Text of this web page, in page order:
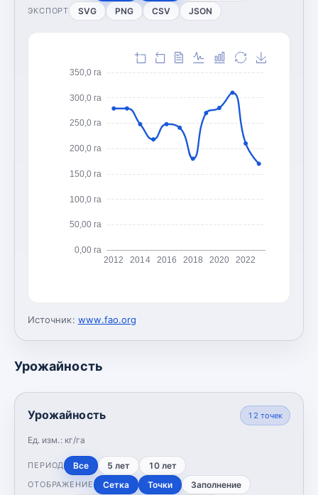
ЭКСПОРТ SVG PNG CSV JSON
0,00 га
50,00 га
100,0 га
150,0 га
200,0 га
250,0 га
300,0 га
350,0 га
2012 2014 2016 2018 2020 2022
Источник: www.fao.org
Урожайность
Урожайность
Ед. изм.: кг/га
12 точек
ПЕРИОД Все 5 лет 10 лет
ОТОБРАЖЕНИЕ Сетка Точки Заполнение